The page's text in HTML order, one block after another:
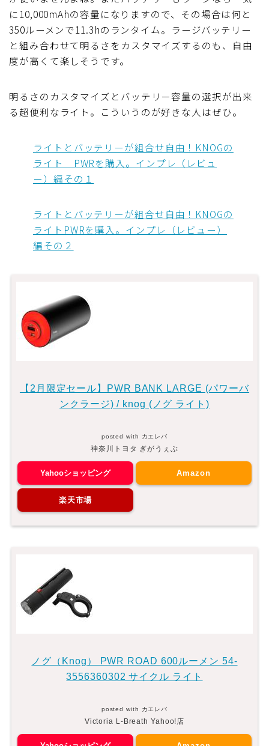
に10,000mAhの容量になりますので、その場合は何と
350ルーメンで11.3hのランタイム。ラージバッテリー
と組み合わせて明るさをカスタマイズするのも、自由
度が高くて楽しそうです。
明るさのカスタマイズとバッテリー容量の選択が出来
る超便利なライト。こういうのが好きな人はぜひ。
ライトとバッテリーが組合せ自由！KNOGの
ライト PWRを購入。インプレ（レビュ
ー）編その１
ライトとバッテリーが組合せ自由！KNOGの
ライトPWRを購入。インプレ（レビュー）
編その２
【2月限定セール】PWR BANK LARGE (パワーバ
ンクラージ) / knog (ノグ ライト)
posted with カエレバ
神奈川トヨタ ぎがうぇぶ
Yahooショッピング Amazon
楽天市場
ノグ（Knog） PWR ROAD 600ルーメン 54-
3556360302 サイクル ライト
posted with カエレバ
Victoria L-Breath Yahoo!店